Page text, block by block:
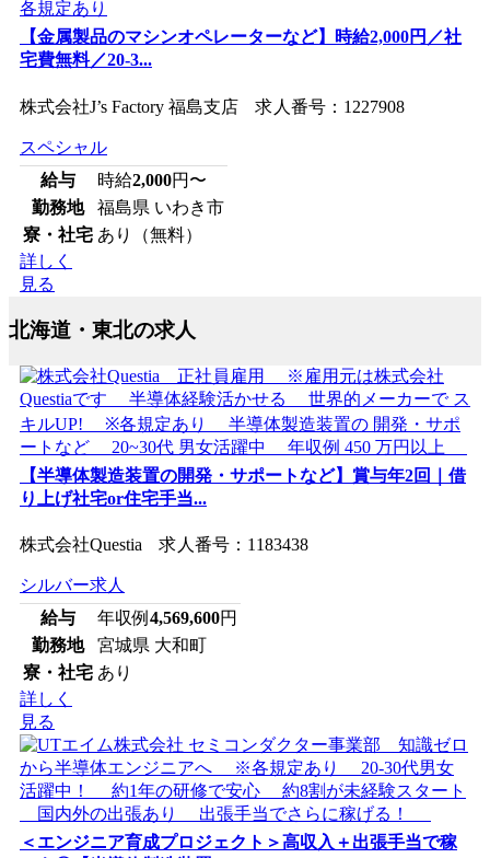
【金属製品のマシンオペレーターなど】時給2,000円／社
宅費無料／20-3...
株式会社J’s Factory 福島支店 求人番号：1227908
スペシャル
給与
時給2,000円〜
勤務地
福島県 いわき市
寮・社宅 あり（無料）
詳しく
見る
北海道・東北の求人
【半導体製造装置の開発・サポートなど】賞与年2回｜借
り上げ社宅or住宅手当...
株式会社Questia 求人番号：1183438
シルバー求人
給与
年収例 4,569,600円
勤務地
宮城県 大和町
寮・社宅 あり
詳しく
見る
＜エンジニア育成プロジェクト＞高収入＋出張手当で稼